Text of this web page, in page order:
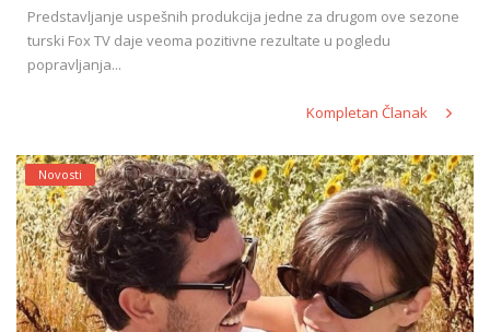
Predstavljanje uspešnih produkcija jedne za drugom ove sezone
turski Fox TV daje veoma pozitivne rezultate u pogledu
popravljanja...
Kompletan Članak
Novosti